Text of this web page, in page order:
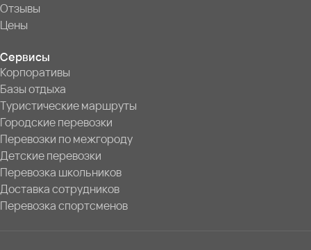
Отзывы
Цены
Сервисы
Корпоративы
Базы отдыха
Туристические маршруты
Городские перевозки
Перевозки по межгороду
Детские перевозки
Перевозка школьников
Доставка сотрудников
Перевозка спортсменов